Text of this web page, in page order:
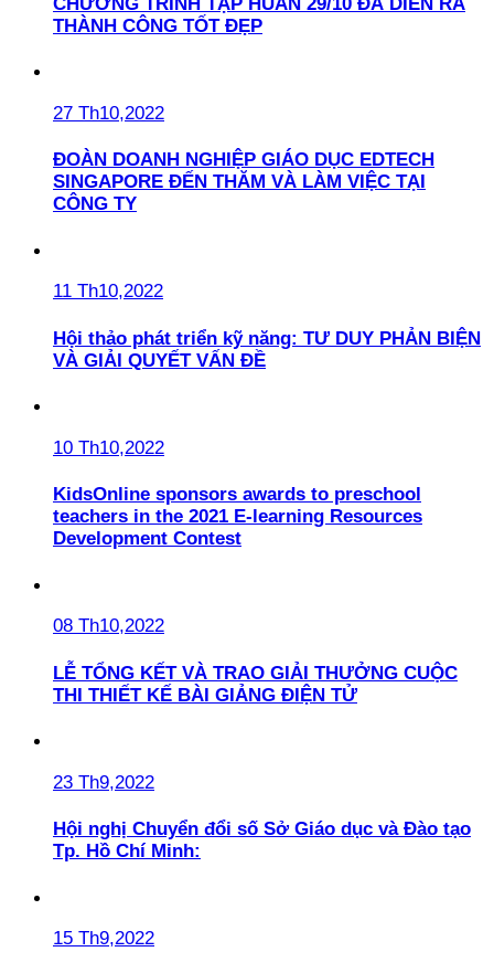
THÀNH CÔNG TỐT ĐẸP
27 Th10,2022
ĐOÀN DOANH NGHIỆP GIÁO DỤC EDTECH
SINGAPORE ĐẾN THĂM VÀ LÀM VIỆC TẠI
CÔNG TY
11 Th10,2022
Hội thảo phát triển kỹ năng: TƯ DUY PHẢN BIỆN
VÀ GIẢI QUYẾT VẤN ĐỀ
10 Th10,2022
KidsOnline sponsors awards to preschool
teachers in the 2021 E-learning Resources
Development Contest
08 Th10,2022
LỄ TỔNG KẾT VÀ TRAO GIẢI THƯỞNG CUỘC
THI THIẾT KẾ BÀI GIẢNG ĐIỆN TỬ
23 Th9,2022
Hội nghị Chuyển đổi số Sở Giáo dục và Đào tạo
Tp. Hồ Chí Minh:
15 Th9,2022